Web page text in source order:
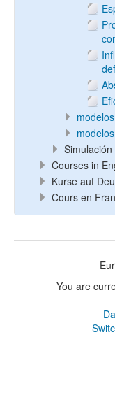
Simulación
Courses in
Kurse auf
Cours en
You are